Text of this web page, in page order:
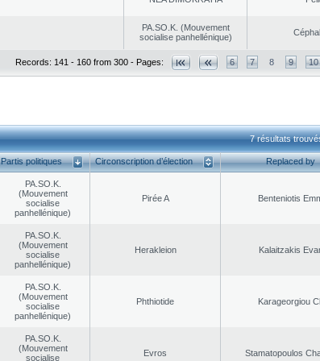
PA.SO.K. (Mouvement
socialise panhellénique)
Records: 141 - 160 from 300 - Pages: 6 7 8 9 10
7 résultats
Partis politiques Circonscription d’élection Replaced by
PA.SO.K.
(Mouvement
socialise
panhellénique)
Pirée A Benteniotis
PA.SO.K.
(Mouvement
socialise
panhellénique)
Herakleion Kalaitzakis
PA.SO.K.
(Mouvement
socialise
panhellénique)
Phthiotide Karageorgiou
PA.SO.K.
(Mouvement
socialise
Evros Stamatopoulos